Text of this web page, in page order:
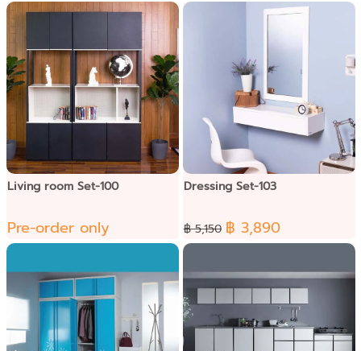
Living room Set-100
Pre-order only
Dressing Set-103
฿ 5,150 ฿ 3,890